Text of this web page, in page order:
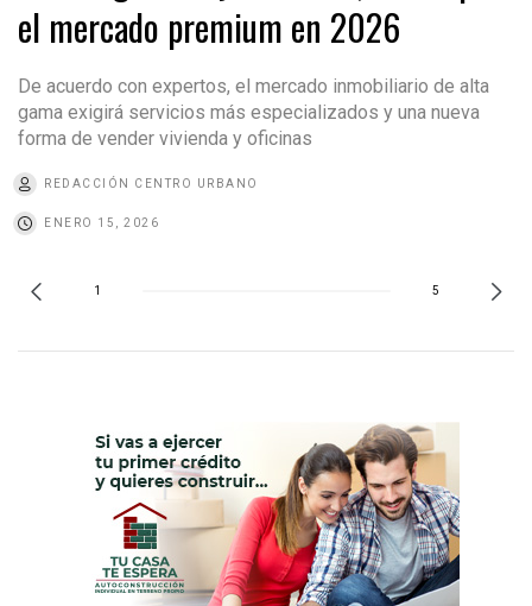
el mercado premium en 2026
De acuerdo con expertos, el mercado inmobiliario de alta
gama exigirá servicios más especializados y una nueva
forma de vender vivienda y oficinas
REDACCIÓN CENTRO URBANO
ENERO 15, 2026
1 5